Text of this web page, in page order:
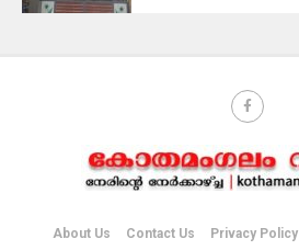
About Us Contact Us Privacy Policy